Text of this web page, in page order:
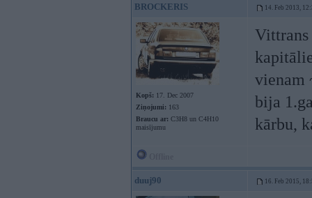
BROCKERIS 14. Feb 2013,
Kopš: 17. Dec 2007
Ziņojumi: 163
Braucu ar: C3H8 un C4H10
maisījumu
Vittrans
vienam
bija
kārbu,
duuj90 16. Feb 2015,